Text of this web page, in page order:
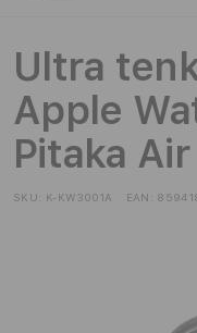
Ultra
Apple
Pitaka
SKU: K-KW3001A EAN: